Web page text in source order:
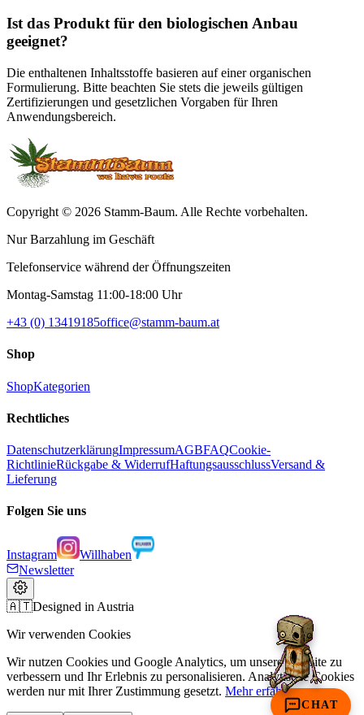
Ist das Produkt für den biologischen Anbau
geeignet?
Die enthaltenen Inhaltsstoffe basieren auf einer organischen
Formulierung. Bitte beachten Sie stets die jeweils gültigen
Zertifizierungen und gesetzlichen Vorgaben für Ihren
Anwendungsbereich.
Copyright © 2026 Stamm-Baum. Alle Rechte vorbehalten.
Nur Barzahlung im Geschäft
Telefonservice während der Öffnungszeiten
Montag-Samstag 11:00-18:00 Uhr
+43 (0) 13419185office@stamm-baum.at
Shop
ShopKategorien
Rechtliches
DatenschutzerklärungImpressumAGBFAQCookie-
RichtlinieRückgabe & WiderrufHaftungsausschlussVersand &
Lieferung
Folgen Sie uns
Instagram
Willhaben
Newsletter
🇦🇹Designed in Austria
Wir verwenden Cookies
Wir nutzen Cookies und Google Analytics, um unsere Website zu
verbessern und Ihr Erlebnis zu personalisieren. Analytische Cookies
werden nur mit Ihrer Zustimmung gesetzt. Mehr erfahren
CHAT